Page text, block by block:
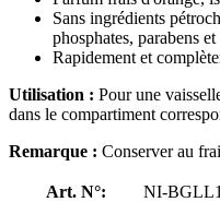
Sans ingrédients
phosphates, parabens
Rapidement et
Utilisation : Pour une
dans le compartiment
Remarque : Conserver au
Art. N°:
NI-